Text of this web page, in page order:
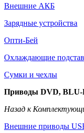
Внешние АКБ
Зарядные устройства
Опти-Бей
Охлаждающие
Сумки и чехлы
Приводы DVD,
Назад к
Внешние приводы